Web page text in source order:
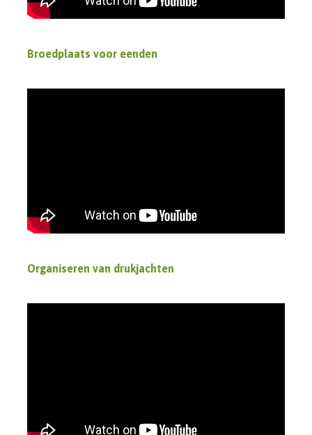
Broedplaats voor eenden
Organiseren van drukjachten